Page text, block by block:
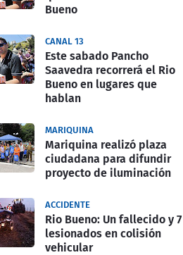
Bueno
CANAL 13
Este sabado Pancho
Saavedra recorrerá el Rio
Bueno en lugares que
hablan
MARIQUINA
Mariquina realizó plaza
ciudadana para difundir
proyecto de iluminación
ACCIDENTE
Rio Bueno: Un fallecido y 7
lesionados en colisión
vehicular